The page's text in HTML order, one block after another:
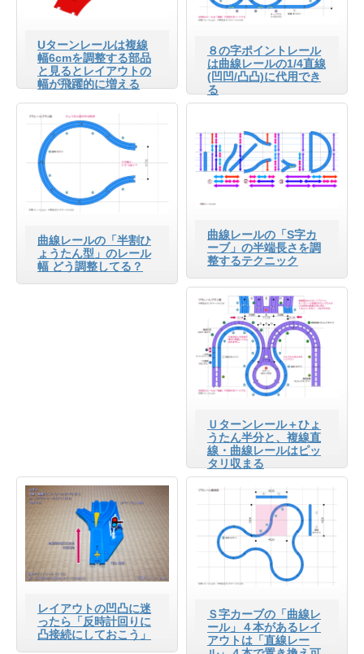
Uターンレールは複線
幅6cmを調整する部品
と見るとレイアウトの
幅が飛躍的に増える
８の字ポイントレール
は曲線レールの1/4直線
(凹凹/凸凸)に代用でき
る
曲線レールの「半割ひ
ょうたん型」のレール
幅 どう調整してる？
曲線レールの「S字カ
ーブ」の半端長さを調
整するテクニック
Ｕターンレール＋ひょ
うたん半分と、複線直
線・曲線レールはピッ
タリ収まる
レイアウトの凹凸に迷
ったら「反時計回りに
凸接続にしておこう」
Ｓ字カーブの「曲線レ
ール」４本があるレイ
アウトは「直線レー